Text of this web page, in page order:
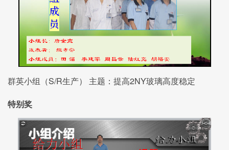
群英小组（S/R生产） 主题：提高2NY玻璃高度稳定
特别奖